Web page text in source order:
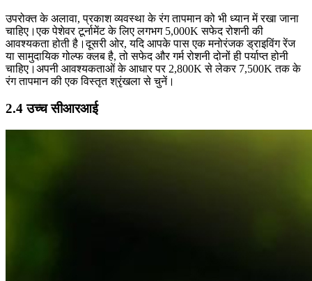
उपरोक्त के अलावा, प्रकाश व्यवस्था के रंग तापमान को भी ध्यान में रखा जाना
चाहिए।एक पेशेवर टूर्नामेंट के लिए लगभग 5,000K सफेद रोशनी की
आवश्यकता होती है।दूसरी ओर, यदि आपके पास एक मनोरंजक ड्राइविंग रेंज
या सामुदायिक गोल्फ क्लब है, तो सफेद और गर्म रोशनी दोनों ही पर्याप्त होनी
चाहिए।अपनी आवश्यकताओं के आधार पर 2,800K से लेकर 7,500K तक के
रंग तापमान की एक विस्तृत श्रृंखला से चुनें।
2.4 उच्च सीआरआई